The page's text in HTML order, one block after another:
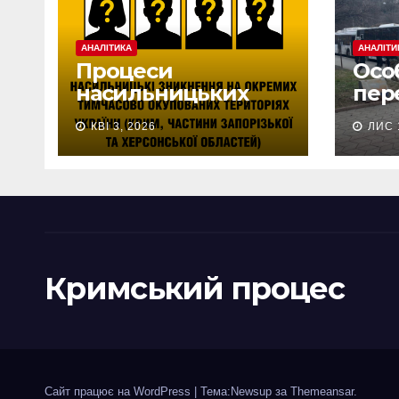
АНАЛІТИКА
Процеси
насильницьких
зникнень
цивільних на
тимчасово
територіях України
КВІ 3, 2026 ЛИС
Кримський процес
Сайт працює на WordPress | Тема:Newsup за Themeansar.